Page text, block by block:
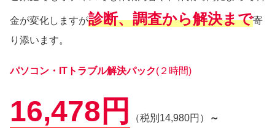
金が変化しますが診断、調査から解決まで寄
り添います。
パソコン・ITトラブル解決パック(２時間)
16,478円 （税別14,980円） ～